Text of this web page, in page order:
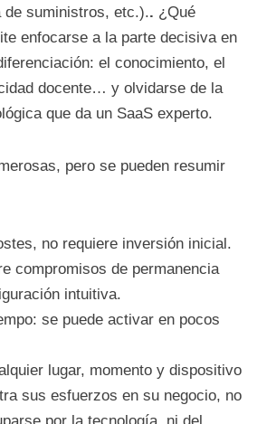
de suministros, etc.).. ¿Qué
enfocarse a la parte decisiva en
el conocimiento, el
docente… y olvidarse de la
que da un SaaS experto.
pero se pueden resumir
no requiere inversión inicial.
compromisos de permanencia
intuitiva.
se puede activar en pocos
lugar, momento y dispositivo
sus esfuerzos en su negocio, no